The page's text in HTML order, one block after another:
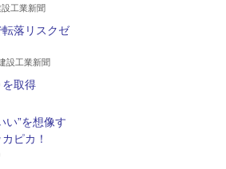
工業新聞
落リスクゼ
設工業新聞
取得
い”を想像す
ピカ！